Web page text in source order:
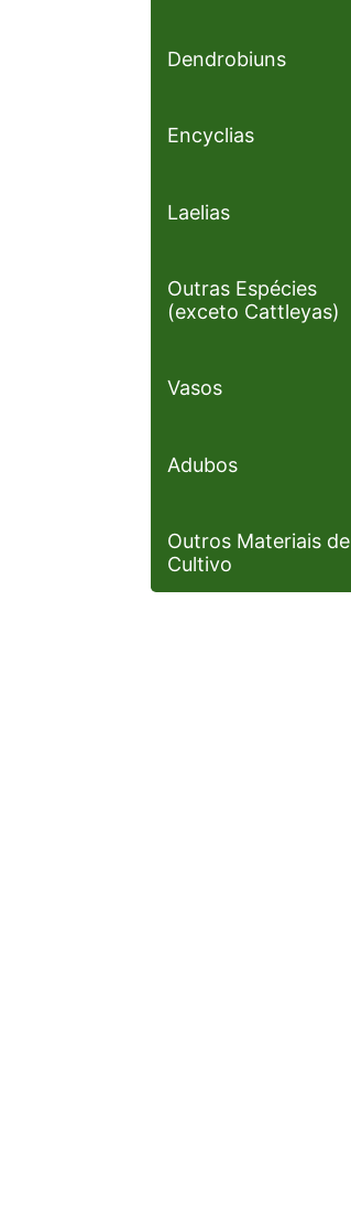
Dendrobiuns
Encyclias
Laelias
Outras Espécies
(exceto Cattleyas)
Vasos
Adubos
Outros Materiais de
Cultivo